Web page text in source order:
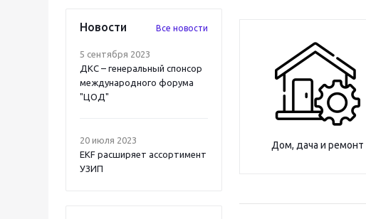
Новости Все новости
5 сентября 2023
ДКС – генеральный спонсор
международного форума
"ЦОД"
20 июля 2023
EKF расширяет ассортимент
УЗИП
Дом, дача и ремонт